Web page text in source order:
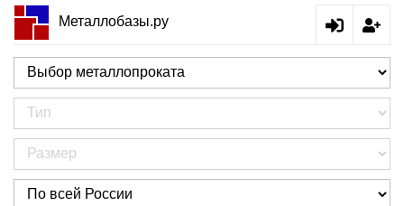
Металлобазы.ру